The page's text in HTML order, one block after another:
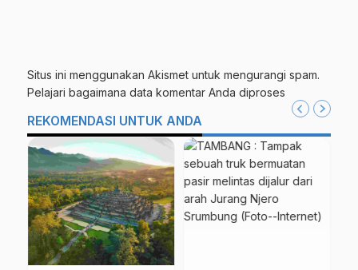
Situs ini menggunakan Akismet untuk mengurangi spam.
Pelajari bagaimana data komentar Anda diproses
REKOMENDASI UNTUK ANDA